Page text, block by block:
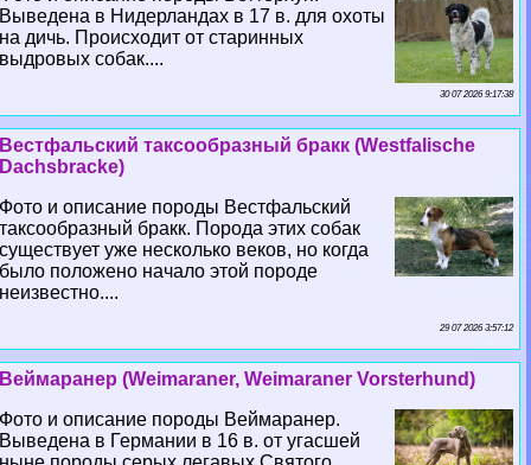
Выведена в Нидерландах в 17 в. для охоты
на дичь. Происходит от старинных
выдровых собак....
30 07 2026 9:17:38
Вестфальский таксообразный бpaкк (Westfalische
Dachsbracke)
Фото и описание породы Вестфальский
таксообразный бpaкк. Порода этих собак
существует уже несколько веков, но когда
было положено начало этой породе
неизвестно....
29 07 2026 3:57:12
Веймаранер (Weimaraner, Weimaraner Vorsterhund)
Фото и описание породы Веймаранер.
Выведена в Германии в 16 в. от угасшей